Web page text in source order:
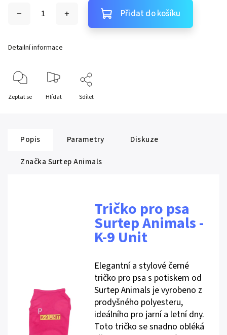
Přidat do košíku
Detailní informace
Zeptat se Hlídat Sdílet
Popis Parametry
Diskuze
Značka Surtep Animals
Tričko pro psa
Surtep Animals -
K-9 Unit
Elegantní a stylové černé
tričko pro psa s potiskem od
Surtep Animals je vyrobeno z
prodyšného polyesteru,
ideálního pro jarní a letní dny.
Toto tričko se snadno obléká